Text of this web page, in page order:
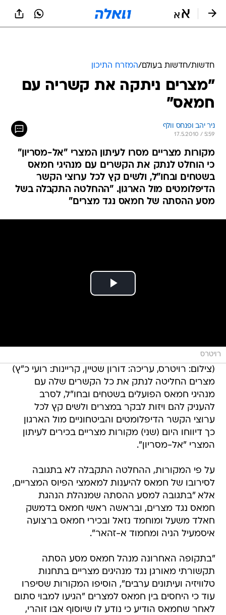
חדשות/חדשות בעולם/המזרח התיכון
"מצרים ניתקה את קשריה עם
חמאס"
ניר יהב ופנחס וולף
17.5.2010 / 5:59
מקורות מצריים מסרו לעיתון המצרי "אל-מסריון"
כי הוחלט לנתק את הקשרים עם מנהיגי חמאס
בשטחים ובחו"ל, ולשים קץ לכל ערוצי הקשר
הדיפלומטים מול הארגון. "ההחלטה התקבלה בשל
מסע ההסתה של חמאס נגד מצרים"
רויטרס
(צילום: רויטרס, עריכה: דורון שטיין, קריינות: רועי כ"ץ)
מצרים החליטה לנתק את כל הקשרים שלה עם
מנהיגי חמאס הפועלים בשטחים ובחו"ל, לסרב
להעניק להם ויזות לבקר במצרים ולשים קץ לכל
ערוצי הקשר הדיפלומטים והביטחוניים מול הארגון 
כך דיווחו היום (שני) מקורות מצריים בכירים לעיתון
המצרי "אל-מסריון".
על פי המקורות, ההחלטה התקבלה לא בתגובה
לסירובו של חמאס להיענות למאמצי הפיוס המצריים,
אלא "בתגובה למסע ההסתה שמנהלת הנהגת
חמאס נגד מצרים, ובראשה ראשי חמאס בדמשק
חאלד משעל ומוחמד נזאל ובכירי חמאס ברצועה
איסמעיל הניה ומחמוד א-זהאר".
"בתקופה האחרונה מנהל חמאס מסע הסתה
תקשורתי מאורגן נגד מנהיגים מצריים בתחנות
טלוויזיה ועיתונים ערבים", הוסיפו המקורות שסיפרו
עוד כי היחסים בין חמאס למצרים "הגיעו למבוי סתום
לאחר שחמאס הודיע כי נודע לו שיוסוף אבו זוהרי,